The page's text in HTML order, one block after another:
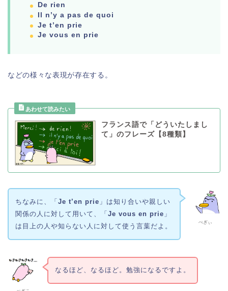
De rien
Il n’y a pas de quoi
Je t’en prie
Je vous en prie
などの様々な表現が存在する。
フランス語で「どういたしまし
て」のフレーズ【8種類】
ぺぎぃ
ちなみに、「Je t’en prie 」は知り合いや親しい
関係の人に対して用いて、「Je vous en prie 」
は目上の人や知らない人に対して使う言葉だよ。
なるほど、なるほど。勉強になるですよ。